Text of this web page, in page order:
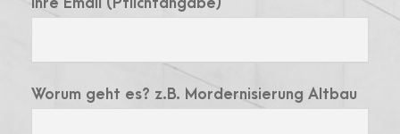
Worum geht es? z.B. Mordernisierung Altbau